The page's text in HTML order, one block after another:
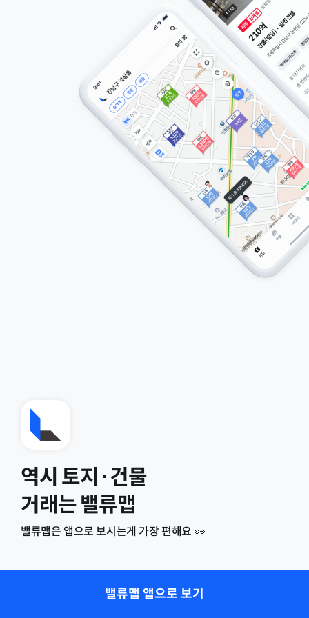
역시 토지·건물
거래는 밸류맵
밸류맵은 앱으로 보시는게 가장 편해요 👀
밸류맵 앱으로 보기